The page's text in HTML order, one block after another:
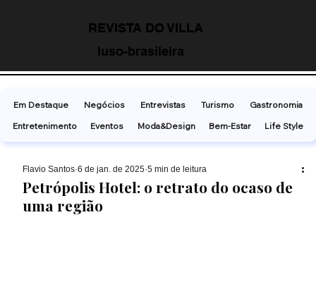
REVISTA DO VILLA
luso-brasileira
Petrópolis Hotel: o retrato do ocaso de
uma região
Flavio Santos 6 de jan. de 2025 5 min de leitura
Em Destaque Negócios Entrevistas Turismo
Gastronomia
Entretenimento
Eventos Moda&Design Bem-Estar Life Style